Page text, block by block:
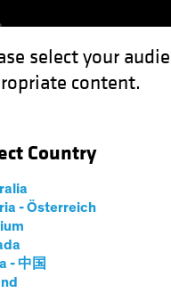
select your
content.
Country
- Österreich
- 中国
Kann die Erholung